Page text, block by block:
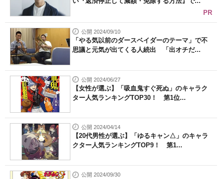
PR
公開 2024/09/10
「やる気以前のダースベイダーのテーマ」で不
思議と元気が出てくる人続出 「出オチだ...
公開 2024/06/27
【女性が選ぶ】「吸血鬼すぐ死ぬ」のキャラク
ター人気ランキングTOP30！ 第1位...
公開 2024/04/14
【20代男性が選ぶ】「ゆるキャン△」のキャラ
クター人気ランキングTOP9！ 第1...
公開 2024/09/30